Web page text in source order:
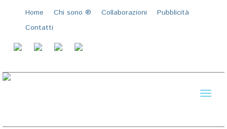
Home Chi sono ®️ Collaborazioni
Pubblicità
Contatti